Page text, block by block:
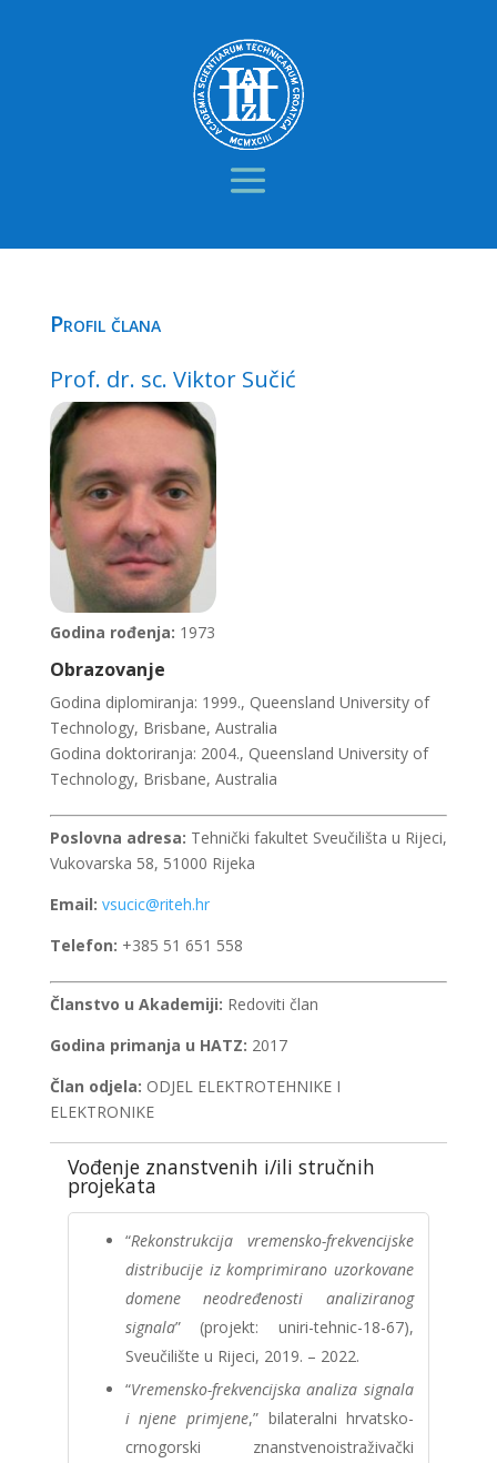
Profil člana
Prof. dr. sc. Viktor Sučić
Godina rođenja: 1973
Obrazovanje
Godina diplomiranja: 1999., Queensland University of
Technology, Brisbane, Australia
Godina doktoriranja: 2004., Queensland University of
Technology, Brisbane, Australia
Poslovna adresa: Tehnički fakultet Sveučilišta u Rijeci,
Vukovarska 58, 51000 Rijeka
Email: vsucic@riteh.hr
Telefon: +385 51 651 558
Članstvo u Akademiji: Redoviti član
Godina primanja u HATZ: 2017
Član odjela: ODJEL ELEKTROTEHNIKE I
ELEKTRONIKE
Vođenje znanstvenih i/ili stručnih
projekata
“Rekonstrukcija vremensko-frekvencijske
distribucije iz komprimirano uzorkovane
domene neodređenosti analiziranog
signala” (projekt: uniri-tehnic-18-67),
Sveučilište u Rijeci, 2019. – 2022.
“Vremensko-frekvencijska analiza signala
i njene primjene,” bilateralni hrvatsko-
crnogorski znanstvenoistraživački